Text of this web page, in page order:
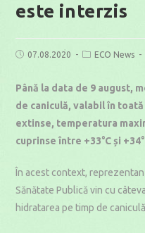
este interzis
Post07.08.2020
PostECO News
Până la data de 9 august,
de caniculă, valabil în
extinse, temperatura
cuprinse între +33°C și
În acest context,
Sănătate Publică vin cu
hidratarea pe timp de